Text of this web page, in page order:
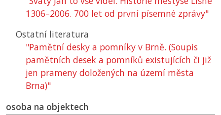
1306–2006. 700 let od první písemné zprávy"
Ostatní literatura
"Pamětní desky a pomníky v Brně. (Soupis
pamětních desek a pomníků existujících či již
jen prameny doložených na území města
Brna)"
osoba na objektech